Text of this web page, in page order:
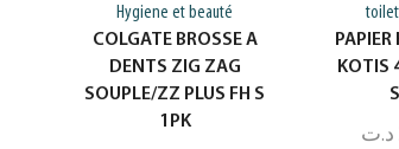
Hygiene et beauté
COLGATE BROSSE A
DENTS ZIG ZAG
SOUPLE/ZZ PLUS FH S
1PK
KOTIS
د.ت